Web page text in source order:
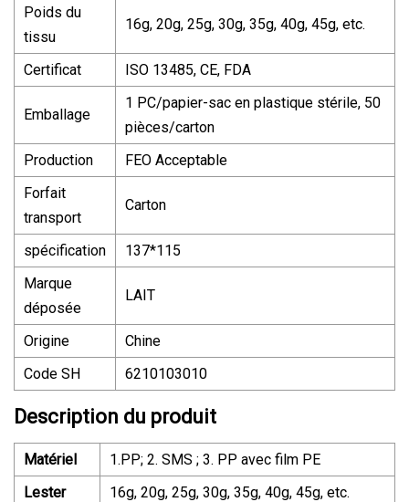
Poids du
tissu
16g, 20g, 25g, 30g, 35g, 40g, 45g, etc.
Certificat ISO 13485, CE, FDA
Emballage
1 PC/papier-sac en plastique stérile, 50
pièces/carton
Production
FEO Acceptable
Forfait
transport
Carton
spécification
137*115
Marque
déposée
LAIT
Origine
Chine
Code SH
6210103010
Description du produit
Matériel
1.PP; 2. SMS ; 3. PP avec film PE
Lester
16g, 20g, 25g, 30g, 35g, 40g, 45g, etc.